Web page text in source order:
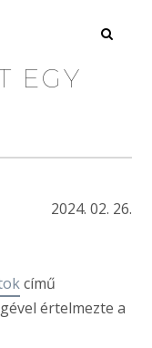
EGY
2024. 02. 26.
című
értelmezte a